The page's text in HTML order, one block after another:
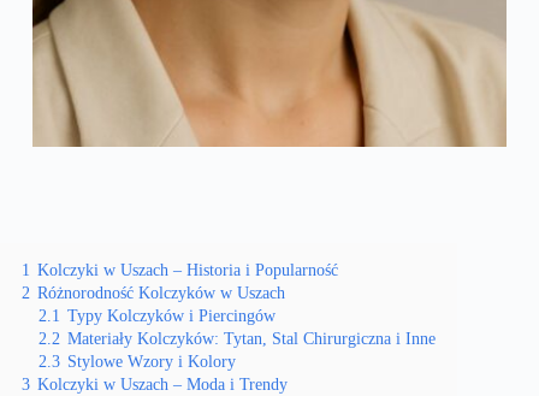
1 Kolczyki w Uszach – Historia i Popularność
2 Różnorodność Kolczyków w Uszach
2.1 Typy Kolczyków i Piercingów
2.2 Materiały Kolczyków: Tytan, Stal Chirurgiczna i Inne
2.3 Stylowe Wzory i Kolory
3 Kolczyki w Uszach – Moda i Trendy